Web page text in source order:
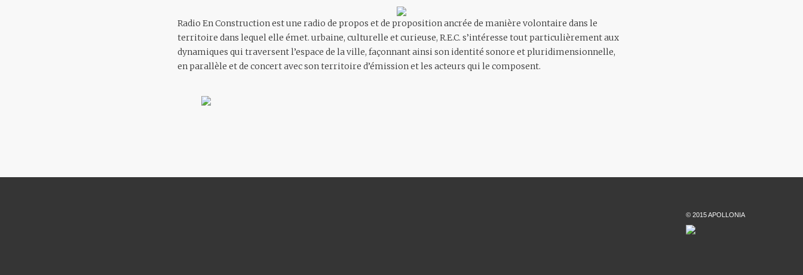
Radio En Construction est une radio de propos et de proposition ancrée de manière volontaire dans le
territoire dans lequel elle émet. urbaine, culturelle et curieuse, R.E.C. s’intéresse tout particulièrement aux
dynamiques qui traversent l’espace de la ville, façonnant ainsi son identité sonore et pluridimensionnelle,
en parallèle et de concert avec son territoire d’émission et les acteurs qui le composent.
© 2015 APOLLONIA